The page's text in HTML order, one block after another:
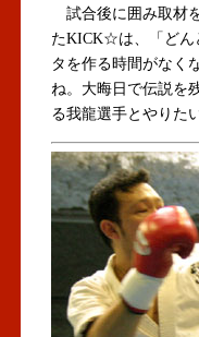
試合後に囲み取材
たKICK☆は、「どん
タを作る時間がなく
ね。大晦日で伝説を
る我龍選手とやりた